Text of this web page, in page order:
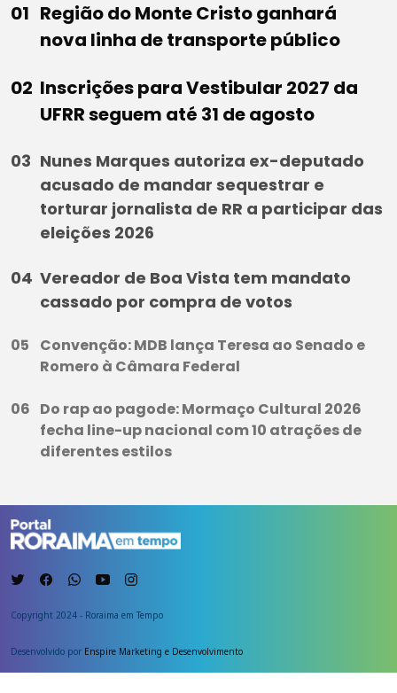
Região do Monte Cristo ganhará
nova linha de transporte público
Inscrições para Vestibular 2027 da
UFRR seguem até 31 de agosto
Nunes Marques autoriza ex-deputado
acusado de mandar sequestrar e
torturar jornalista de RR a participar das
eleições 2026
Vereador de Boa Vista tem mandato
cassado por compra de votos
Convenção: MDB lança Teresa ao Senado e
Romero à Câmara Federal
Do rap ao pagode: Mormaço Cultural 2026
fecha line-up nacional com 10 atrações de
diferentes estilos
Copyright 2024 - Roraima em Tempo
Desenvolvido por Enspire Marketing e Desenvolvimento